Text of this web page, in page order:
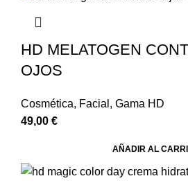
HD MELATOGEN
OJOS
Cosmética, Facial , Gama HD
49,00 €
AÑADIR AL